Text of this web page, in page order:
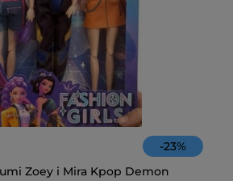
-23%
Zoey i Mira Kpop Demon